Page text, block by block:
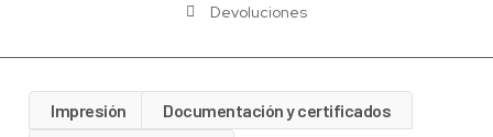
Devoluciones
Impresión
Documentación y certificados